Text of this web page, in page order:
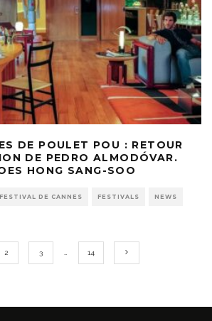
DE POULET POU : RETOUR
DE PEDRO ALMODÓVAR.
HONG SANG-SOO
FESTIVAL DE CANNES FESTIVALS NEWS
2 3 … 14